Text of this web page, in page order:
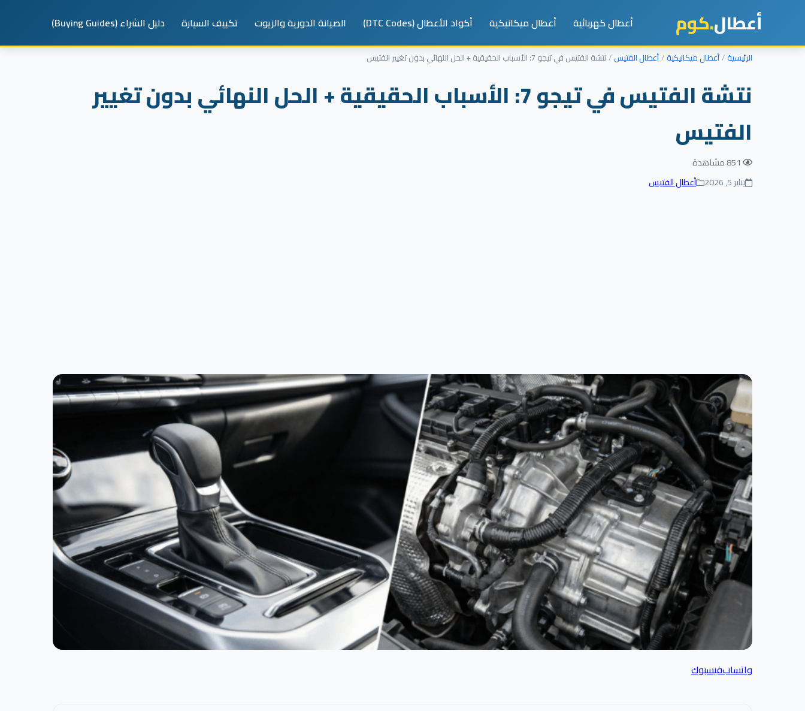
أعطال.كوم أعطال كهربائية أعطال ميكانيكية أكواد الأعطال (DTC Codes) الصيانة الدورية والزيوت تكييف السيارة دليل الشراء (Buying Guides)
الرئيسية أعطال ميكانيكية أعطال الفتيس نتشة الفتيس في تيجو 7: الأسباب الحقيقية + الحل النهائي بدون تغيير الفتيس
نتشة الفتيس في تيجو 7: الأسباب الحقيقية + الحل النهائي بدون تغيير
الفتيس
يناير 5, 2026 أعطال الفتيس
واتسابفيسبوك